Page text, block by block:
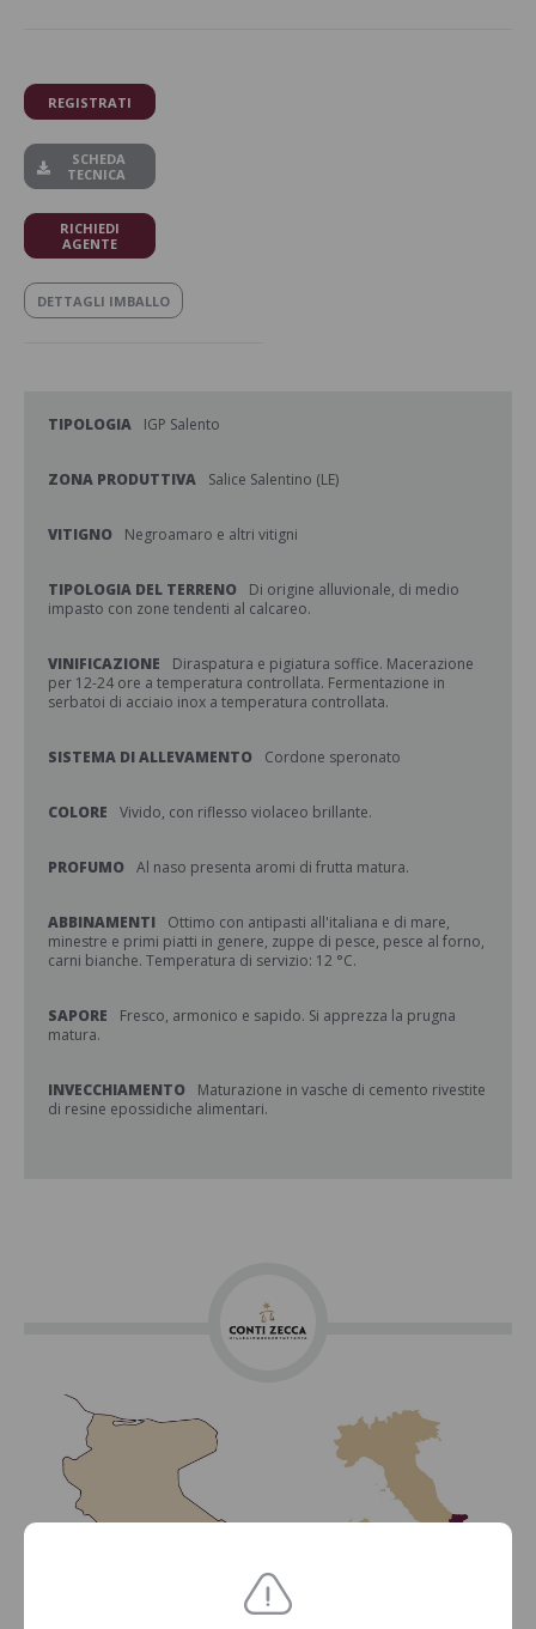
REGISTRATI
SCHEDA
TECNICA
RICHIEDI
AGENTE
DETTAGLI IMBALLO
TIPOLOGIA IGP Salento
ZONA PRODUTTIVA Salice Salentino (LE)
VITIGNO Negroamaro e altri vitigni
TIPOLOGIA DEL TERRENO
Di origine alluvionale, di medio
impasto con zone tendenti al calcareo.
VINIFICAZIONE
Diraspatura e pigiatura soffice. Macerazione
per 12-24 ore a temperatura controllata. Fermentazione in
serbatoi di acciaio inox a temperatura controllata.
SISTEMA DI ALLEVAMENTO Cordone speronato
COLORE Vivido, con riflesso violaceo brillante.
PROFUMO Al naso presenta aromi di frutta matura.
ABBINAMENTI
Ottimo con antipasti all'italiana e di mare,
minestre e primi piatti in genere, zuppe di pesce, pesce al forno,
carni bianche. Temperatura di servizio: 12 °C.
SAPORE
Fresco, armonico e sapido. Si apprezza la prugna
matura.
INVECCHIAMENTO
Maturazione in vasche di cemento rivestite
di resine epossidiche alimentari.